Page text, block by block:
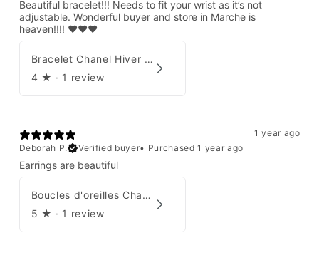
Beautiful bracelet!!! Needs to fit your wrist as it’s not
adjustable. Wonderful buyer and store in Marche is
heaven!!!! ❤️❤️❤️
Bracelet Chanel Hiver 1997
4 ★ · 1 review
1 year ago
Deborah P.
Verified buyer• Purchased 1 year ago
Earrings are beautiful
Boucles d'oreilles Chanel 2001
5 ★ · 1 review